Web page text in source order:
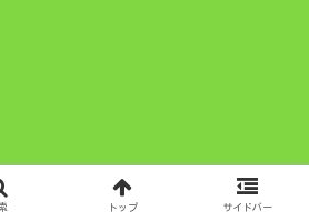
トップ サイドバー